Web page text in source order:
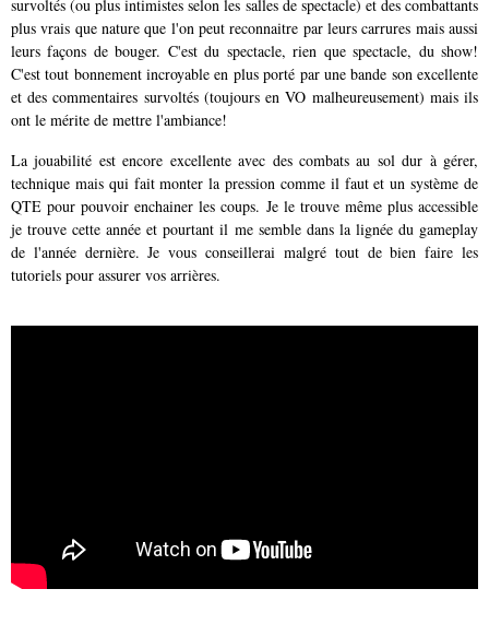
survoltés (ou plus intimistes selon les salles de spectacle) et des combattants
plus vrais que nature que l'on peut reconnaitre par leurs carrures mais aussi
leurs façons de bouger. C'est du spectacle, rien que spectacle, du show!
C'est tout bonnement incroyable en plus porté par une bande son excellente
et des commentaires survoltés (toujours en VO malheureusement) mais ils
ont le mérite de mettre l'ambiance!
La jouabilité est encore excellente avec des combats au sol dur à gérer,
technique mais qui fait monter la pression comme il faut et un système de
QTE pour pouvoir enchainer les coups. Je le trouve même plus accessible
je trouve cette année et pourtant il me semble dans la lignée du gameplay
de l'année dernière. Je vous conseillerai malgré tout de bien faire les
tutoriels pour assurer vos arrières.